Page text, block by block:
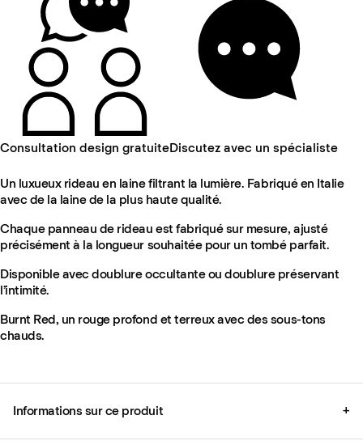
Consultation design gratuiteDiscutez avec un spécialiste
Un luxueux rideau en laine filtrant la lumière. Fabriqué en Italie
avec de la laine de la plus haute qualité.
Chaque panneau de rideau est fabriqué sur mesure, ajusté
précisément à la longueur souhaitée pour un tombé parfait.
Disponible avec doublure occultante ou doublure préservant
l’intimité.
Burnt Red, un rouge profond et terreux avec des sous-tons
chauds.
Informations sur ce produit +